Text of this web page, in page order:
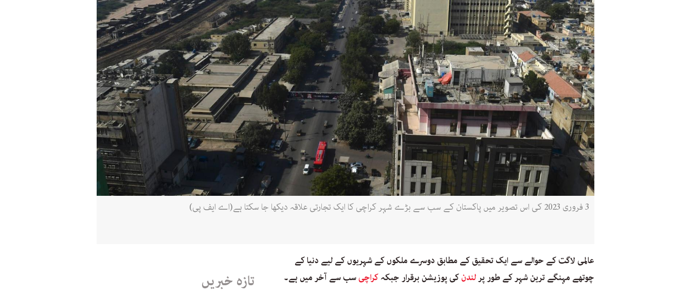
3 فروری 2023 کی اس تصویر میں پاکستان کے سب سے بڑے شہر کراچی کا ایک تجارتی علاقہ دیکھا جا سکتا ہے(اے ایف پی)
عالمی لاگت کے حوالے سے ایک تحقیق کے مطابق دوسرے ملکوں کے شہریوں کے لیے دنیا کے
چوتھے مہنگے ترین شہر کے طور پر لندنکی پوزیشن برقرار جبکہکراچیسب سے آخر میں ہے۔
تازہ خبریں